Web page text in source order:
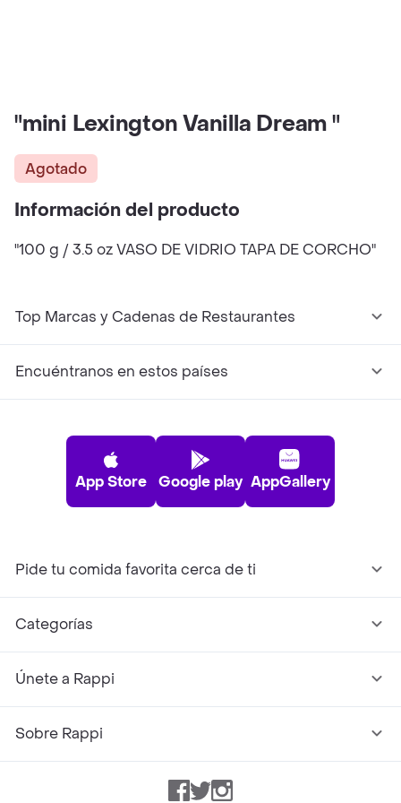
"mini Lexington Vanilla Dream "
Agotado
Información del producto
"100 g / 3.5 oz VASO DE VIDRIO TAPA DE CORCHO"
Top Marcas y Cadenas de Restaurantes
Encuéntranos en estos países
App Store Google play AppGallery
Pide tu comida favorita cerca de ti
Categorías
Únete a Rappi
Sobre Rappi
Facebook
TwitterInstagram